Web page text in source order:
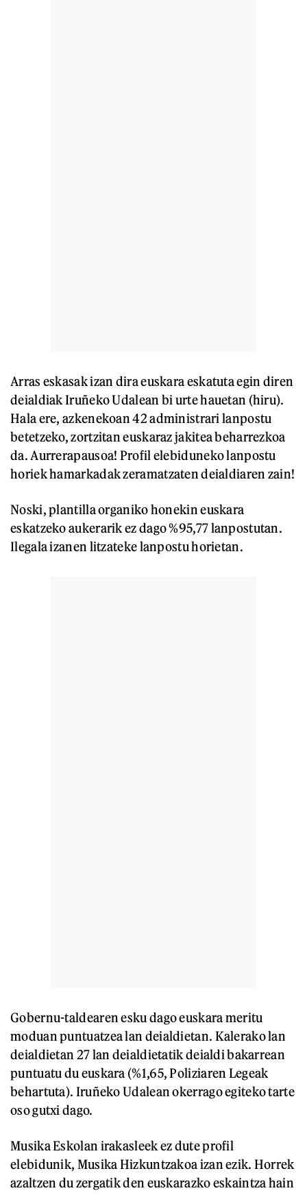
Arras eskasak izan dira euskara eskatuta egin diren
deialdiak Iruñeko Udalean bi urte hauetan (hiru).
Hala ere, azkenekoan 42 administrari lanpostu
betetzeko, zortzitan euskaraz jakitea beharrezkoa
da. Aurrerapausoa! Profil elebiduneko lanpostu
horiek hamarkadak zeramatzaten deialdiaren zain!
Noski, plantilla organiko honekin euskara
eskatzeko aukerarik ez dago %95,77 lanpostutan.
Ilegala izanen litzateke lanpostu horietan.
Gobernu-taldearen esku dago euskara meritu
moduan puntuatzea lan deialdietan. Kalerako lan
deialdietan 27 lan deialdietatik deialdi bakarrean
puntuatu du euskara (%1,65, Poliziaren Legeak
behartuta). Iruñeko Udalean okerrago egiteko tarte
oso gutxi dago.
Musika Eskolan irakasleek ez dute profil
elebidunik, Musika Hizkuntzakoa izan ezik. Horrek
azaltzen du zergatik den euskarazko eskaintza hain